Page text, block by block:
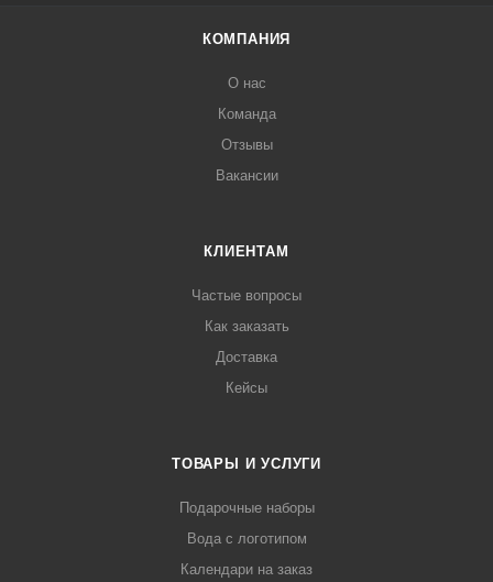
КОМПАНИЯ
О нас
Команда
Отзывы
Вакансии
КЛИЕНТАМ
Частые вопросы
Как заказать
Доставка
Кейсы
ТОВАРЫ И УСЛУГИ
Подарочные наборы
Вода с логотипом
Календари на заказ